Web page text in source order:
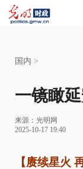
国内 >
一镜瞰
来源： 光明网
2025-10-17 19:40
【赓续星火